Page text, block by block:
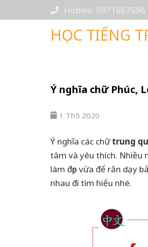
Hotline: 0971667596
HỌC TIẾNG
Ý nghĩa chữ Phúc,
1 Th5 2020
Ý nghĩa các chữtrung
tâm và yêu thích. Nhiều
làm đẹp vừa để răn dạy
nhau đi tìm hiểu nhé.